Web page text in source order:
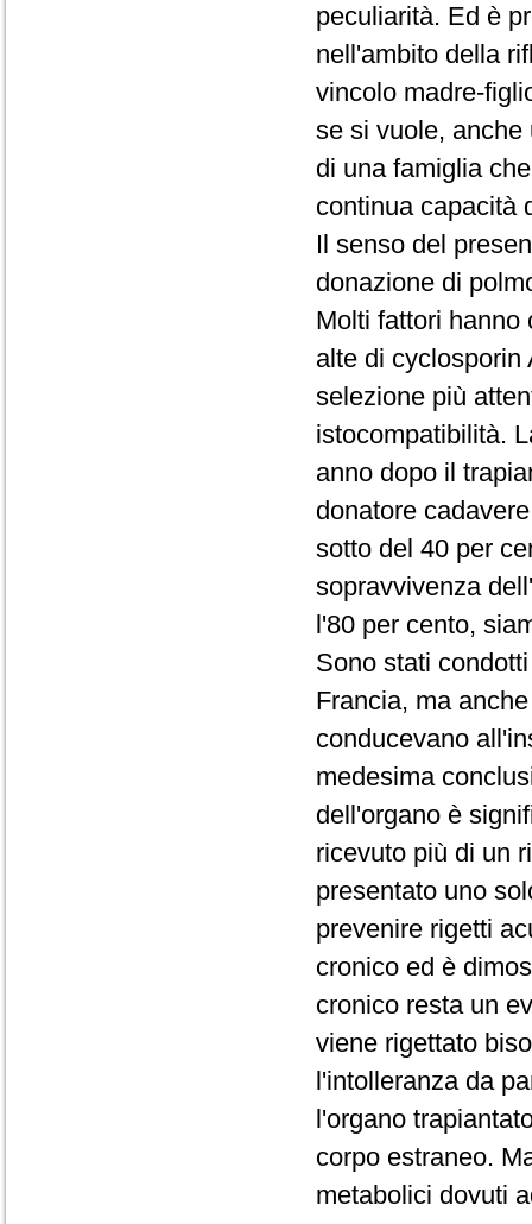
peculiarità. Ed è
nell'ambito della
vincolo madre-
se si vuole, anche
di una famiglia
continua capacità
Il senso del
donazione di
Molti fattori hanno
alte di cyclosporin
selezione più
istocompatibilità.
anno dopo il
donatore
sotto del 40 per
sopravvivenza
l'80 per cento,
Sono stati
Francia, ma
conducevano
medesima
dell'organo è
ricevuto più di un
presentato uno
prevenire rigetti
cronico ed è
cronico resta un
viene rigettato
l'intolleranza da
l'organo
corpo estraneo.
metabolici dovuti